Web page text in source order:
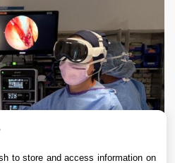
to store and access information on